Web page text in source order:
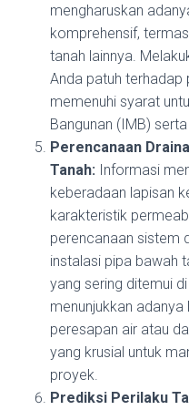
mengharuskan
komprehensif,
tanah lainnya.
Anda patuh terhadap
memenuhi syarat
Bangunan (IMB)
Perencanaan
Tanah: Informasi
keberadaan lapisan
karakteristik
perencanaan sistem
instalasi pipa bawah
yang sering ditemui
menunjukkan
peresapan air atau
yang krusial untuk
proyek.
Prediksi Perilaku